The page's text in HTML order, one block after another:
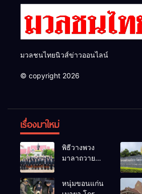
มวลชนไทยนิวส์ข่าวออนไลน์
© copyright 2026
เรื่องมาใหม่
พิธีวางพวง
มาลาถวาย
เนื่องในวันรพี
ประจำปี
หนุ่มขอนแก่น